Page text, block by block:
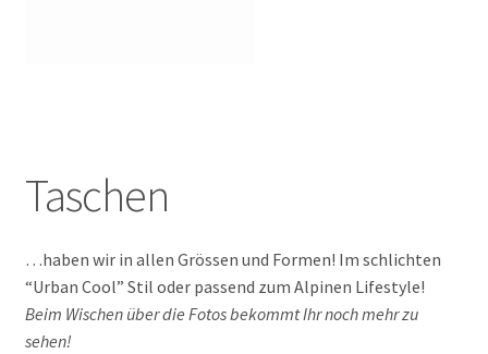
LOOKBOOK
Filz Forever
Taschen
Taschen
…haben wir in allen Grössen und Formen! Im schlichten
“Urban Cool” Stil oder passend zum Alpinen Lifestyle!
Beim Wischen über die Fotos bekommt Ihr noch mehr zu
sehen!